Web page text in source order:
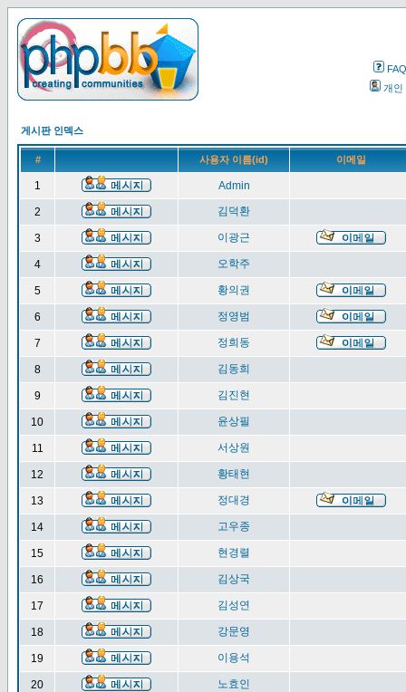
FAQ
개인
게시판 인덱스
# 사용자 이름(id) 이메일
1 Admin
2 김덕환
3 이광근
4 오학주
5 황의권
6 정영범
7 정희동
8 김동희
9 김진현
10 윤상필
11 서상원
12 황태현
13 정대경
14 고우종
15 현경렬
16 김상국
17 김성연
18 강문영
19 이용석
20 노효인